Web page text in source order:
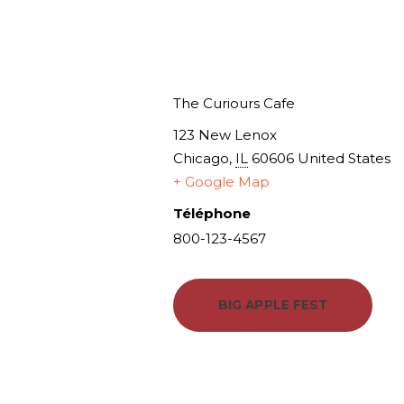
The Curiours Cafe
123 New Lenox
Chicago, IL 60606 United States
+ Google Map
Téléphone
800-123-4567
BIG APPLE FEST